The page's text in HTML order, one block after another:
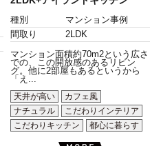
種別
マンション事例
間取り
2LDK
マンション面積約70m2という広さ
での、この開放感のあるリビン
グ。他に2部屋もあるというから
「え...
天井が高い
カフェ風
ナチュラル
こだわりインテリア
こだわりキッチン
都心に暮らす